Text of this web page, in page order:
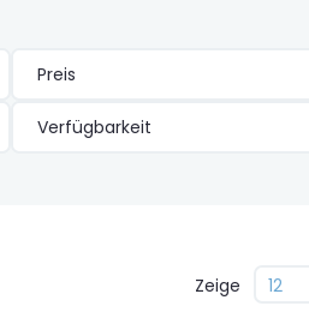
Preis
Verfügbarkeit
Zeige